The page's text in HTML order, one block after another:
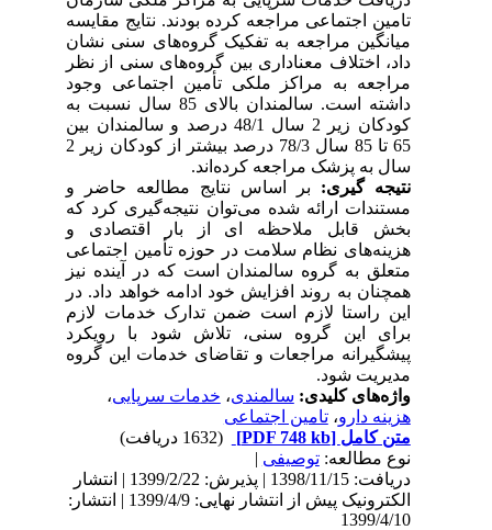
تامین اجتماعی مراجعه کرده بودند.نتایج مقایسه
میانگین مراجعه به تفکیک گروه‌های سنی نشان
داد، اختلاف معناداری بین گروه‌های سنی از نظر
مراجعه به مراکز ملکی تأمین اجتماعی وجود
داشته است. سالمندان بالای 85 سال نسبت به
کودکان زیر 2 سال 48/1 درصد و سالمندان بین
65 تا 85 سال 78/3 درصد بیشتر از کودکان زیر 2
سال به پزشک مراجعه کرده‌اند.
نتیجه گیری:بر اساس نتایج مطالعه حاضر و
مستندات ارائه شده می‌توان نتیجه‌گیری کرد که
بخش قابل ملاحظه ای از بار اقتصادی و
هزینه‌های نظام سلامت در حوزه تأمین اجتماعی
متعلق به گروه سالمندان است که در آینده نیز
همچنان به روند افزایش خود ادامه خواهد داد. در
این راستا لازم است ضمن تدارک خدمات لازم
برای این گروه سنی، تلاش شود با رویکرد
پیشگیرانه مراجعات و تقاضای خدمات این گروه
مدیریت شود.
واژه‌های کلیدی:سالمندی،خدمات سرپایی،
هزینه دارو ،تامین اجتماعی
متن کامل[PDF 748 kb]
نوع مطالعه:توصیفی|
دریافت: 1398/11/15 | پذیرش: 1399/2/22 | انتشار
الکترونیک پیش از انتشار نهایی: 1399/4/9 | انتشار:
1399/4/10